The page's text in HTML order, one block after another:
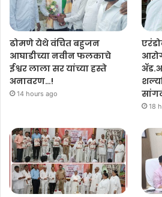
ढोमणे येथे वंचित बहुजन
आघाडीच्या नवीन फलकाचे
ईश्वर लाला सर यांच्या हस्ते
अनावरण…!
14 hours ago
18